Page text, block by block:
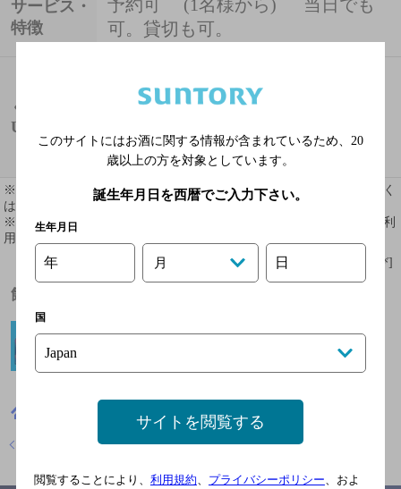
サービス・
特徴
予約可 (1名様から) 当日でも
可。貸切も可。
ぐるなび
URL
http://r.gnavi.co.jp/h97evaz10000
オリジナルサイト
※ 掲載されている情報は最新の内容と異なる場合があります。詳しく
はお店にお問い合わせください。
※ 掲載されているリンク等の外部コンテンツはお客様のご判断でご利
用ください。
[情報提供：ぐるなび]
飲めるお酒
サントリースナック 碧空
店舗トップに戻る
このサイトにはお酒に関する情報が含まれているため、 20
歳以上の方を対象としています。
誕生年月日を西暦でご入力下さい。
生年月日
年 月 日
国
サイトを閲覧する
閲覧することにより、 利用規約 プライバシーポリシー 、およ